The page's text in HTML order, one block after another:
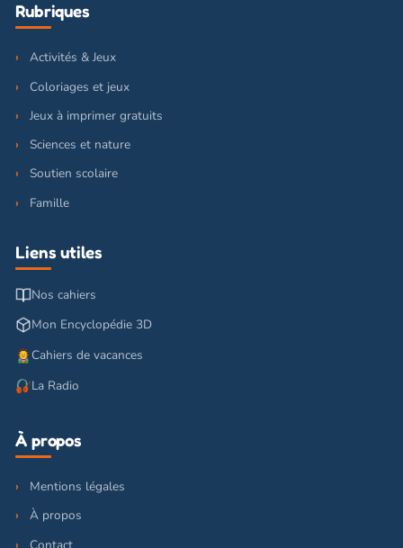
Rubriques
Activités & Jeux
Coloriages et jeux
Jeux à imprimer gratuits
Sciences et nature
Soutien scolaire
Famille
Liens utiles
Nos cahiers
Mon Encyclopédie 3D
Cahiers de vacances
La Radio
À propos
Mentions légales
À propos
Contact